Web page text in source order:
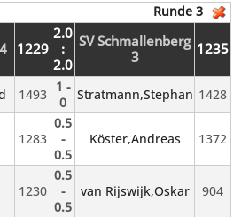
Runde 3
1229
2.0
:
2.0
SV Schmallenberg
3
1235
1493 1 -
0
Stratmann,Stephan 1428
1283
0.5
-
0.5
Köster,Andreas 1372
1230
0.5
-
0.5
van Rijswijk,Oskar 904